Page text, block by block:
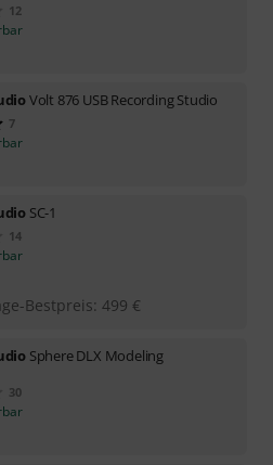
12
Volt 876 USB Recording Studio
7
SC-1
14
Bestpreis: 499 €
Sphere DLX Modeling
30